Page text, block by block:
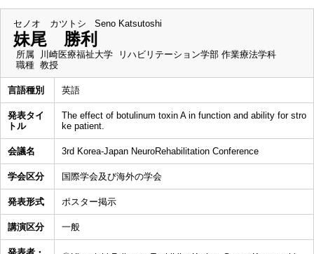
セノオ カツトシ Seno Katsutoshi
妹尾 勝利
所属
川崎医療福祉大学 リハビリテーション学部 作業療法学科
職種 教授
言語種別 英語
発表タイ
トル
The effect of botulinum toxin A in function and ability for stro
ke patient.
会議名 3rd Korea-Japan NeuroRehabilitation Conference
学会区分 国際学会及び海外の学会
発表形式 ポスター掲示
講演区分 一般